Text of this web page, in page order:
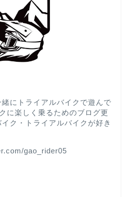
にトライアルバイクで遊んで
に楽しく乗るためのブログ更
ク・トライアルバイクが好き
gao_rider05